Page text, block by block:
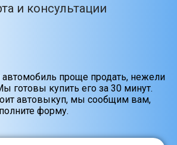
и консультации
автомобиль проще продать, нежели
готовы купить его за 30 минут.
автовыкуп, мы сообщим вам,
форму.